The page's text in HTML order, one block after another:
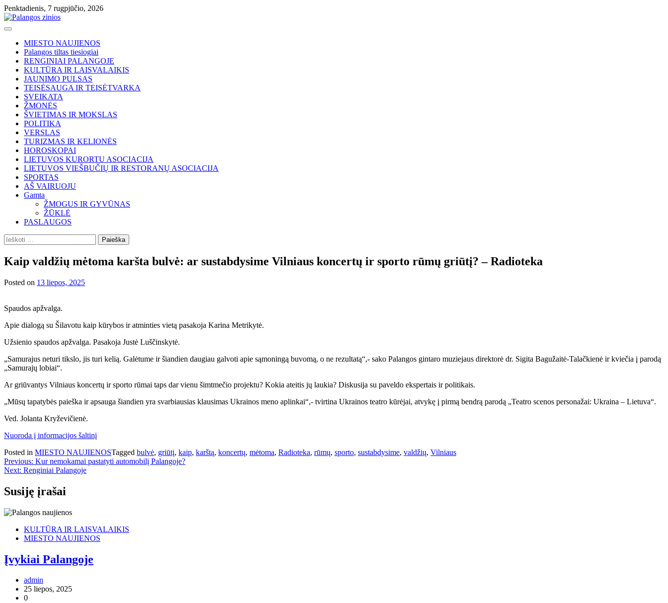
Skip
to
content
Penktadienis, 7 rugpjūčio, 2026
MIESTO NAUJIENOS
Palangos tiltas tiesiogiai
RENGINIAI PALANGOJE
KULTŪRA IR LAISVALAIKIS
JAUNIMO PULSAS
TEISĖSAUGA IR TEISĖTVARKA
SVEIKATA
ŽMONĖS
ŠVIETIMAS IR MOKSLAS
POLITIKA
VERSLAS
TURIZMAS IR KELIONĖS
HOROSKOPAI
LIETUVOS KURORTU ASOCIACIJA
LIETUVOS VIEŠBUČIŲ IR RESTORANŲ ASOCIACIJA
SPORTAS
AŠ VAIRUOJU
Gamta
ŽMOGUS IR GYVŪNAS
ŽŪKLĖ
PASLAUGOS
Ieškoti:
Kaip valdžių mėtoma karšta bulvė: ar sustabdysime Vilniaus koncertų ir sporto rūmų griūtį? – Radioteka
Posted on 13 liepos, 2025
Spaudos apžvalga.
Apie dialogą su Šilavotu kaip kūrybos ir atminties vietą pasakoja Karina Metrikytė.
Užsienio spaudos apžvalga. Pasakoja Justė Luščinskytė.
„Samurajus neturi tikslo, jis turi kelią. Galėtume ir šiandien daugiau galvoti apie sąmoningą buvomą, o ne rezultatą“,- sako Palangos gintaro muziejaus direktorė dr. Sigita Bagužaitė-Talačkienė ir kviečia į parodą
„Samurajų lobiai“.
Ar griūvantys Vilniaus koncertų ir sporto rūmai taps dar vienu šimtmečio projektu? Kokia ateitis jų laukia? Diskusija su paveldo ekspertais ir politikais.
„Mūsų tapatybės paieška ir apsauga šiandien yra svarbiausias klausimas Ukrainos meno aplinkai“,- tvirtina Ukrainos teatro kūrėjai, atvykę į pirmą bendrą parodą „Teatro scenos personažai: Ukraina – Lietuva“.
Ved. Jolanta Kryževičienė.
Nuoroda į informacijos šaltinį
Posted in MIESTO NAUJIENOSTagged bulvė, griūtį, kaip, karštą, koncertų, mėtoma, Radioteka, rūmų, sporto, sustabdysime, valdžių, Vilniaus
Navigacija
tarp
įrašų
Previous: Kur nemokamai pastatyti automobilį Palangoje?
Next: Renginiai Palangoje
Susiję įrašai
KULTŪRA IR LAISVALAIKIS
MIESTO NAUJIENOS
Įvykiai Palangoje
admin
25 liepos, 2025
0